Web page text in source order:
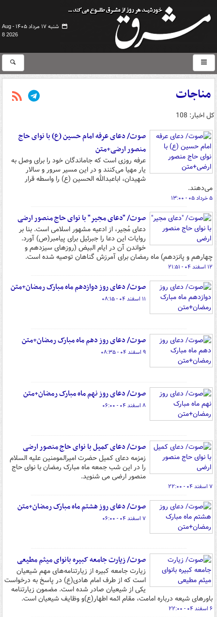
شنبه ۱۷ مرداد ۱۴۰۵ -
Aug
8 2026
مناجات
کل اخبار: 108
صوت/ دعای عرفه امام حسین (ع) با نوای حاج
منصور ارضی+متن
عرفه روزی است که جاماندگان خود را برای وصل به
یار مهیا می‌کنند و در این مسیر سرور و سالار
شهیدان، اباعبدالله الحسین (ع) را واسطه قرار
می‌دهند.
۵ خرداد ۰۵ - ۱۳:۰۰
صوت/ "دعای مجیر" با نوای حاج منصور ارضی
دعای مُجیر، از ادعیه مشهور اسلامی است. بنا بر
روایات این دعا را جبرئیل برای پیامبر(ص) آورد.
خواندن آن در ایام البیض (روزهای سیزدهم و
چهارهم و پانزدهم) ماه رمضان برای آمرزش گناهان توصیه شده است.
۱۲ اسفند ۰۴ - ۲۱:۵۱
صوت/ دعای روز دوازدهم ماه مبارک رمضان+متن
۱۱ اسفند ۰۴ - ۰۸:۱۵
صوت/ دعای روز دهم ماه مبارک رمضان+متن
۹ اسفند ۰۴ - ۰۸:۳۵
صوت/ دعای روز نهم ماه مبارک رمضان+متن
۸ اسفند ۰۴ - ۰۶:۰۰
صوت/ دعای کمیل با نوای حاج منصور ارضی
زمزمه دعای کمیل حضرت امیرالمومنین علیه السلام
را در این شب جمعه ماه مبارک رمضان با نوای حاج
منصور ارضی می شنوید.
۷ اسفند ۰۴ - ۲۲:۰۰
صوت/ دعای روز هشتم ماه مبارک رمضان+متن
۷ اسفند ۰۴ - ۰۶:۰۰
صوت/ زیارت جامعه کبیره بانوای میثم مطیعی
زیارت جامعه کبیره از زیارتنامه‌های مهم شیعیان
است که از طرف امام هادی(ع) در پاسخ به درخواست
یکی از شیعیان صادر شده است. مضمون زیارتنامه
باورهای شیعه درباره امامت، مقام ائمه اطهار(ع)و وظایف شیعیان است.
۶ اسفند ۰۴ - ۲۲:۰۰